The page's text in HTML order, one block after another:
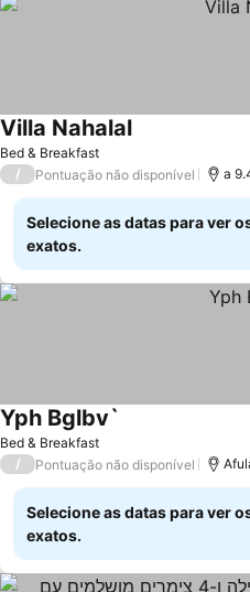
Bed & Breakfast
Villa NahalalVer preços
/ Pontuação não disponível a
Selecione as datas para ver
exatos.
Bed & Breakfast
Yph Bglbv`
/ Pontuação não disponível
Selecione as datas para ver
exatos.